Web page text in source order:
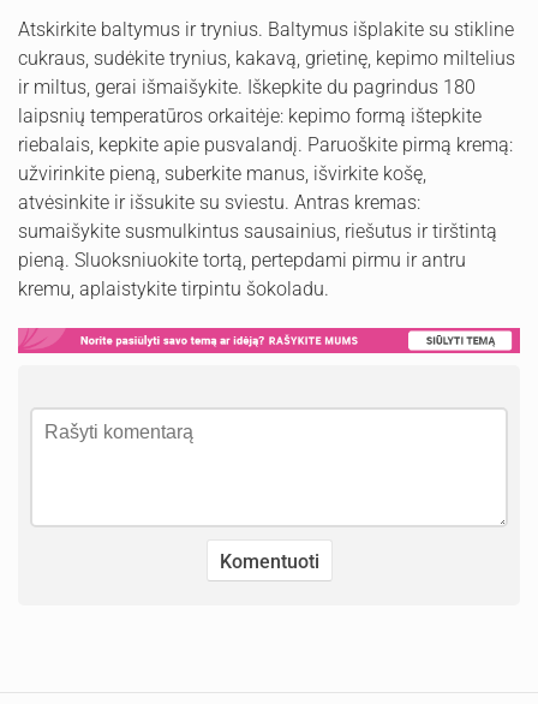
Atskirkite baltymus ir trynius. Baltymus išplakite su stikline
cukraus, sudėkite trynius, kakavą, grietinę, kepimo miltelius
ir miltus, gerai išmaišykite. Iškepkite du pagrindus 180
laipsnių temperatūros orkaitėje: kepimo formą ištepkite
riebalais, kepkite apie pusvalandį. Paruoškite pirmą kremą:
užvirinkite pieną, suberkite manus, išvirkite košę,
atvėsinkite ir išsukite su sviestu. Antras kremas:
sumaišykite susmulkintus sausainius, riešutus ir tirštintą
pieną. Sluoksniuokite tortą, pertepdami pirmu ir antru
kremu, aplaistykite tirpintu šokoladu.